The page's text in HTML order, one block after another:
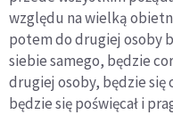
względu na wielką
potem do drugiej osoby
siebie samego, będzie
drugiej osoby, będzie się
będzie się poświęcał i